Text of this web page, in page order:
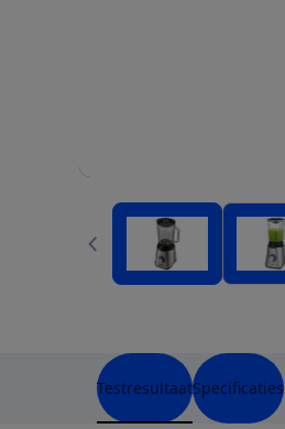
TestresultaatSpecificaties